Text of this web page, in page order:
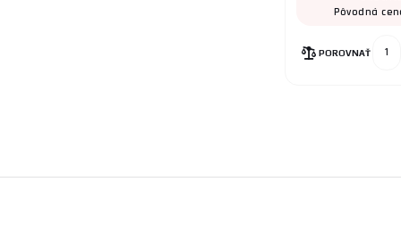
Pôvodná
POROVNAŤ